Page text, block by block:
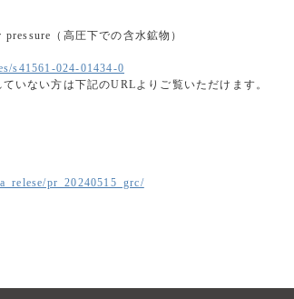
（高圧下での含水鉱物）
s41561-024-01434-0
い方は下記のURLよりご覧いただけます。
pr_20240515_grc/